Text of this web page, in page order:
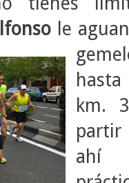
le
km.
ahí